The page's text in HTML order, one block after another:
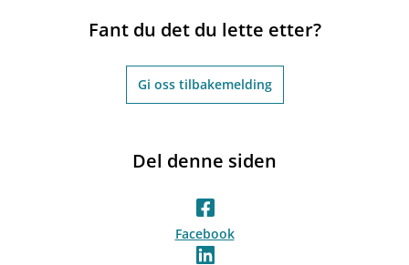
Fant du det du lette etter?
Gi oss tilbakemelding
Del denne siden
Facebook